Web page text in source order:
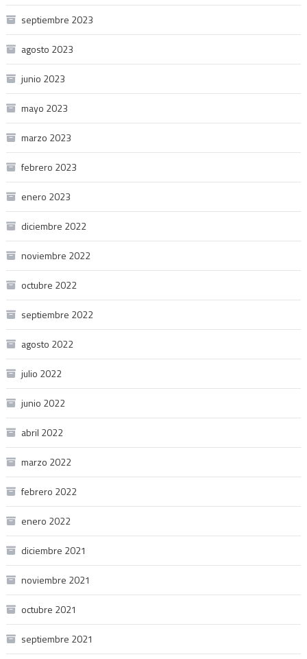
septiembre 2023
agosto 2023
junio 2023
mayo 2023
marzo 2023
febrero 2023
enero 2023
diciembre 2022
noviembre 2022
octubre 2022
septiembre 2022
agosto 2022
julio 2022
junio 2022
abril 2022
marzo 2022
febrero 2022
enero 2022
diciembre 2021
noviembre 2021
octubre 2021
septiembre 2021